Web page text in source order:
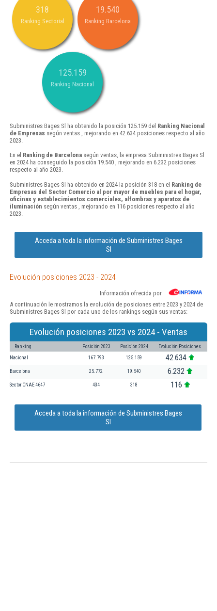
318
Ranking Sectorial
19.540
Ranking Barcelona
125.159
Ranking Nacional
Subministres Bages Sl ha obtenido la posición 125.159 del Ranking Nacional
de Empresas según ventas , mejorando en 42.634 posiciones respecto al año
2023.
En el Ranking de Barcelona según ventas, la empresa Subministres Bages Sl
en 2024 ha conseguido la posición 19.540 , mejorando en 6.232 posiciones
respecto al año 2023.
Subministres Bages Sl ha obtenido en 2024 la posición 318 en el Ranking de
Empresas del Sector Comercio al por mayor de muebles para el hogar,
oficinas y establecimientos comerciales, alfombras y aparatos de
iluminación según ventas , mejorando en 116 posiciones respecto al año
2023.
Acceda a toda la información de Subministres Bages
Sl
Evolución posiciones 2023 - 2024
Información ofrecida por
A continuación le mostramos la evolución de posiciones entre 2023 y 2024 de
Subministres Bages Sl por cada uno de los rankings según sus ventas:
Evolución posiciones 2023 vs 2024 - Ventas
Ranking Posición 2023 Posición 2024 Evolución Posiciones
Nacional 167.793 125.159 42.634
Barcelona 25.772 19.540 6.232
Sector CNAE 4647 434 318 116
Acceda a toda la información de Subministres Bages
Sl